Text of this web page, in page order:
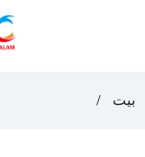
بيت